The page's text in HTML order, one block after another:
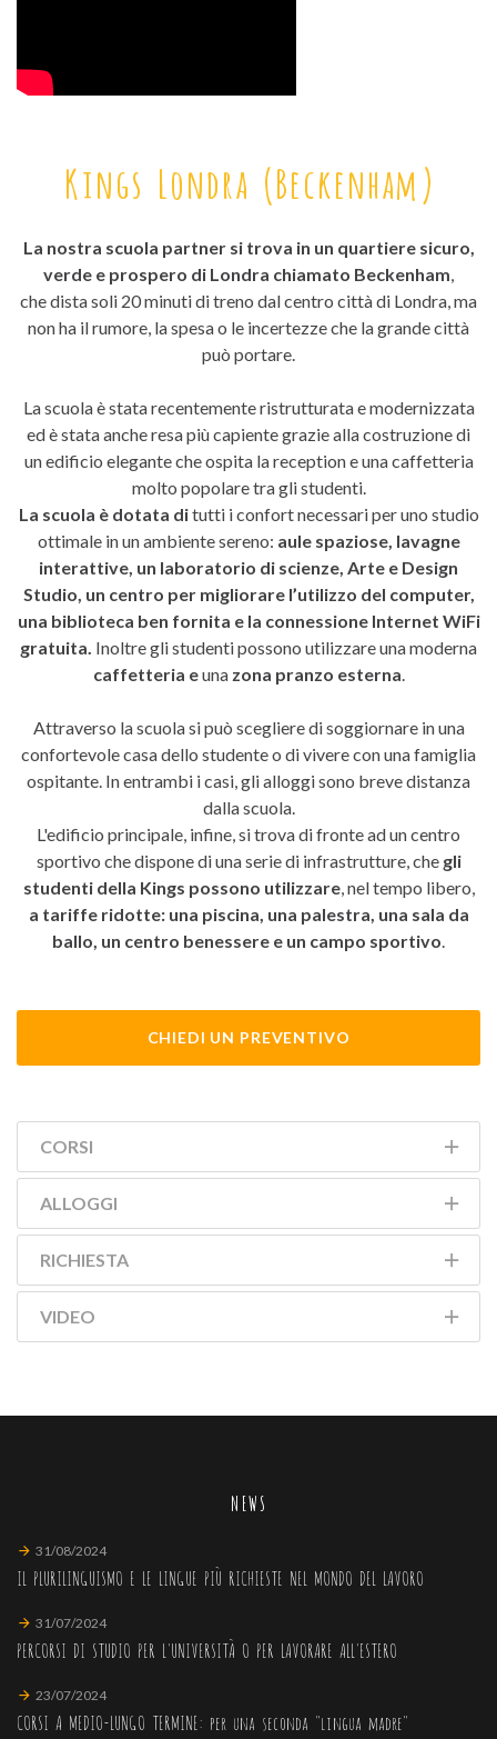
Kings Londra (Beckenham)
La nostra scuola partner si trova in un quartiere sicuro,
verde e prospero di Londra chiamato Beckenham
che dista soli 20 minuti di treno dal centro città di Londra, ma
non ha il rumore, la spesa o le incertezze che la grande città
può portare.
La scuola è stata recentemente ristrutturata e modernizzata
ed è stata anche resa più capiente grazie alla costruzione di
un edificio elegante che ospita la reception e una caffetteria
molto popolare tra gli studenti.
La scuola è dotata ditutti i confort necessari per uno studio
ottimale in un ambiente sereno: aule spaziose, lavagne
interattive, un laboratorio di scienze, Arte e Design
Studio, un centro per migliorare l’utilizzo del computer,
una biblioteca ben fornita e la connessione Internet WiFi
gratuita. Inoltre gli studenti possono utilizzare una moderna
caffetteria euna zona pranzo esterna
Attraverso la scuola si può scegliere di soggiornare in una
confortevole casa dello studente o di vivere con una famiglia
ospitante. In entrambi i casi, gli alloggi sono breve distanza
dalla scuola.
L'edificio principale, infine, si trova di fronte ad un centro
sportivo che dispone di una serie di infrastrutture, che gli
studenti della Kings possono utilizzare, nel tempo libero,
a tariffe ridotte: una piscina, una palestra, una sala da
ballo, un centro benessere e un campo sportivo
CHIEDI UN PREVENTIVO
CORSI
ALLOGGI
RICHIESTA
VIDEO
NEWS
31/08/2024
IL PLURILINGUISMO E LE LINGUE PIÙ RICHIESTE NEL MONDO DEL LAVORO
31/07/2024
PERCORSI DI STUDIO PER L'UNIVERSITÀ O PER LAVORARE ALL'ESTERO
23/07/2024
CORSI A MEDIO-LUNGO TERMINE: per una seconda "lingua madre"